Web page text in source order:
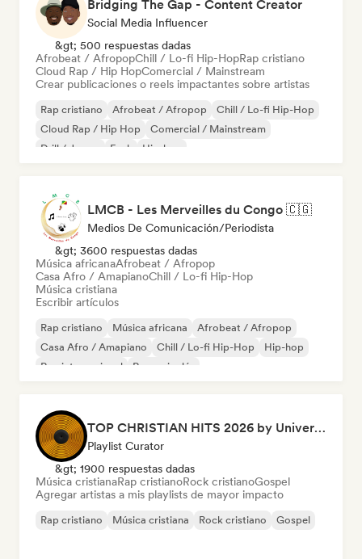
Bridging The Gap - Content Creator
Social Media Influencer
&gt; 500 respuestas dadas
Afrobeat / AfropopChill / Lo-fi Hip-HopRap cristiano
Cloud Rap / Hip HopComercial / Mainstream
Crear publicaciones o reels impactantes sobre artistas
Rap cristiano Afrobeat / Afropop
Chill / Lo-fi Hip-Hop
Cloud Rap / Hip Hop
Comercial / Mainstream
Drill / Jersey
Funk Hip-hop
LMCB - Les Merveilles du Congo 🇨🇬
Medios De Comunicación/Periodista
&gt; 3600 respuestas dadas
Música africanaAfrobeat / Afropop
Casa Afro / AmapianoChill / Lo-fi Hip-Hop
Música cristiana
Escribir artículos
Rap cristiano Música africana
Afrobeat / Afropop
Casa Afro / Amapiano
Chill / Lo-fi Hip-Hop
Hip-hop
Rap internacional
Rap en inglés
TOP CHRISTIAN HITS 2026 by Universal Hits
Playlist Curator
&gt; 1900 respuestas dadas
Música cristianaRap cristianoRock cristianoGospel
Agregar artistas a mis playlists de mayor impacto
Rap cristiano Música cristiana Rock cristiano Gospel